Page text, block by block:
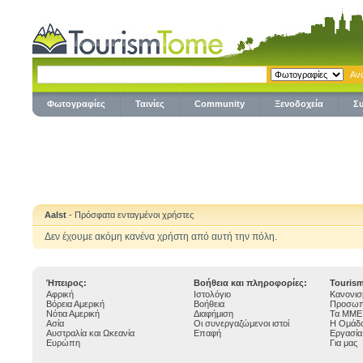
Φωτογραφίες Ταινίες Community Ξενοδοχεία
Aalst - Πρόσφατα ενταγμένοι χρήστες
Δεν έχουμε ακόμη κανένα χρήστη από αυτή την πόλη.
Ήπειρος: Βοήθεια και πληροφορίες:
Αφρική
Βόρεια Αμερική
Νότια Αμερική
Ασία
Αυστραλία και Ωκεανία
Ευρώπη
Ιστολόγιο
Βοήθεια
Διαφήμιση
Οι συνεργαζώμενοι ιστοί
Επαφή
Τα ΜΜΕ
Η
Εργασία
Για μας